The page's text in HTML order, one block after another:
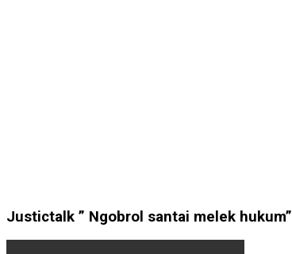
Justictalk ” Ngobrol santai melek hukum”